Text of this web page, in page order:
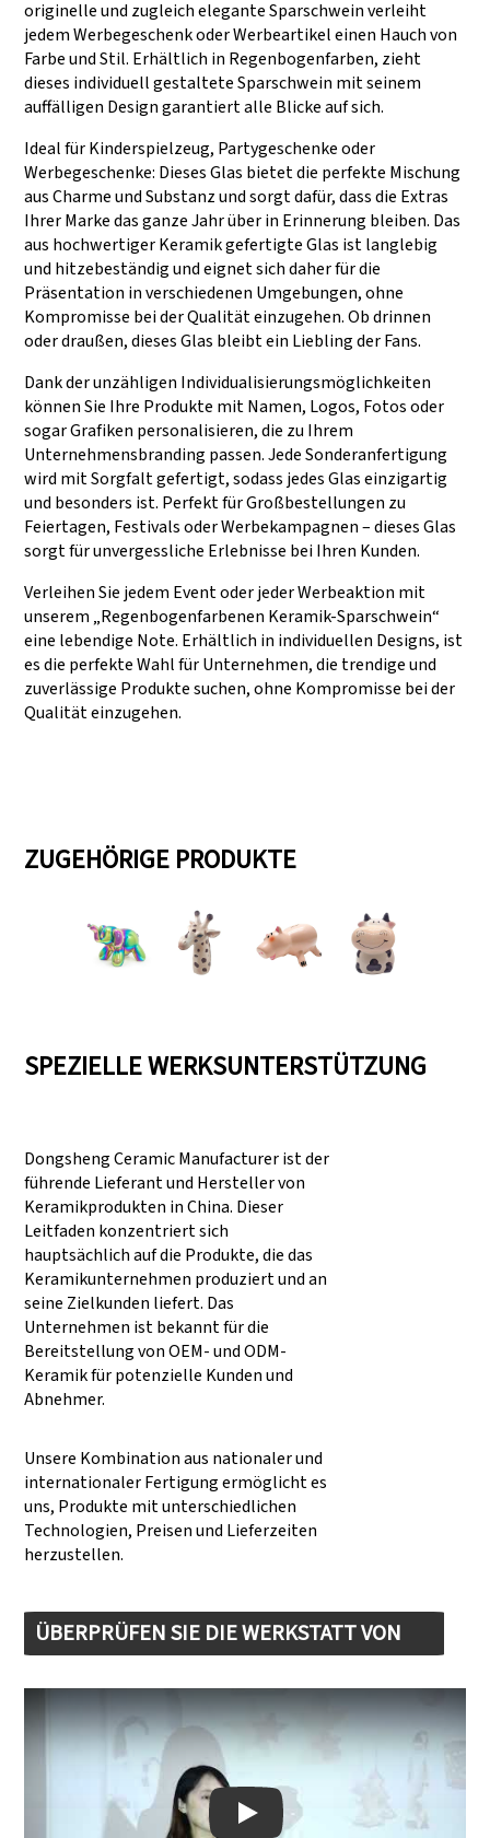
originelle und zugleich elegante Sparschwein verleiht
jedem Werbegeschenk oder Werbeartikel einen Hauch von
Farbe und Stil. Erhältlich in Regenbogenfarben, zieht
dieses individuell gestaltete Sparschwein mit seinem
auffälligen Design garantiert alle Blicke auf sich.
Ideal für Kinderspielzeug, Partygeschenke oder
Werbegeschenke: Dieses Glas bietet die perfekte Mischung
aus Charme und Substanz und sorgt dafür, dass die Extras
Ihrer Marke das ganze Jahr über in Erinnerung bleiben. Das
aus hochwertiger Keramik gefertigte Glas ist langlebig
und hitzebeständig und eignet sich daher für die
Präsentation in verschiedenen Umgebungen, ohne
Kompromisse bei der Qualität einzugehen. Ob drinnen
oder draußen, dieses Glas bleibt ein Liebling der Fans.
Dank der unzähligen Individualisierungsmöglichkeiten
können Sie Ihre Produkte mit Namen, Logos, Fotos oder
sogar Grafiken personalisieren, die zu Ihrem
Unternehmensbranding passen. Jede Sonderanfertigung
wird mit Sorgfalt gefertigt, sodass jedes Glas einzigartig
und besonders ist. Perfekt für Großbestellungen zu
Feiertagen, Festivals oder Werbekampagnen – dieses Glas
sorgt für unvergessliche Erlebnisse bei Ihren Kunden.
Verleihen Sie jedem Event oder jeder Werbeaktion mit
unserem „Regenbogenfarbenen Keramik-Sparschwein“
eine lebendige Note. Erhältlich in individuellen Designs, ist
es die perfekte Wahl für Unternehmen, die trendige und
zuverlässige Produkte suchen, ohne Kompromisse bei der
Qualität einzugehen.
ZUGEHÖRIGE PRODUKTE
SPEZIELLE WERKSUNTERSTÜTZUNG
Dongsheng Ceramic Manufacturer ist der
führende Lieferant und Hersteller von
Keramikprodukten in China. Dieser
Leitfaden konzentriert sich
hauptsächlich auf die Produkte, die das
Keramikunternehmen produziert und an
seine Zielkunden liefert. Das
Unternehmen ist bekannt für die
Bereitstellung von OEM- und ODM-
Keramik für potenzielle Kunden und
Abnehmer.
Unsere Kombination aus nationaler und
internationaler Fertigung ermöglicht es
uns, Produkte mit unterschiedlichen
Technologien, Preisen und Lieferzeiten
herzustellen.
ÜBERPRÜFEN SIE DIE WERKSTATT VON